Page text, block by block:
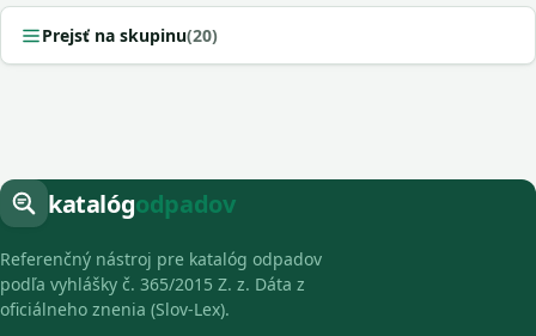
Prejsť na skupinu(20)
katalógodpadov
Referenčný nástroj pre katalóg odpadov
podľa vyhlášky č. 365/2015 Z. z. Dáta z
oficiálneho znenia (Slov-Lex).